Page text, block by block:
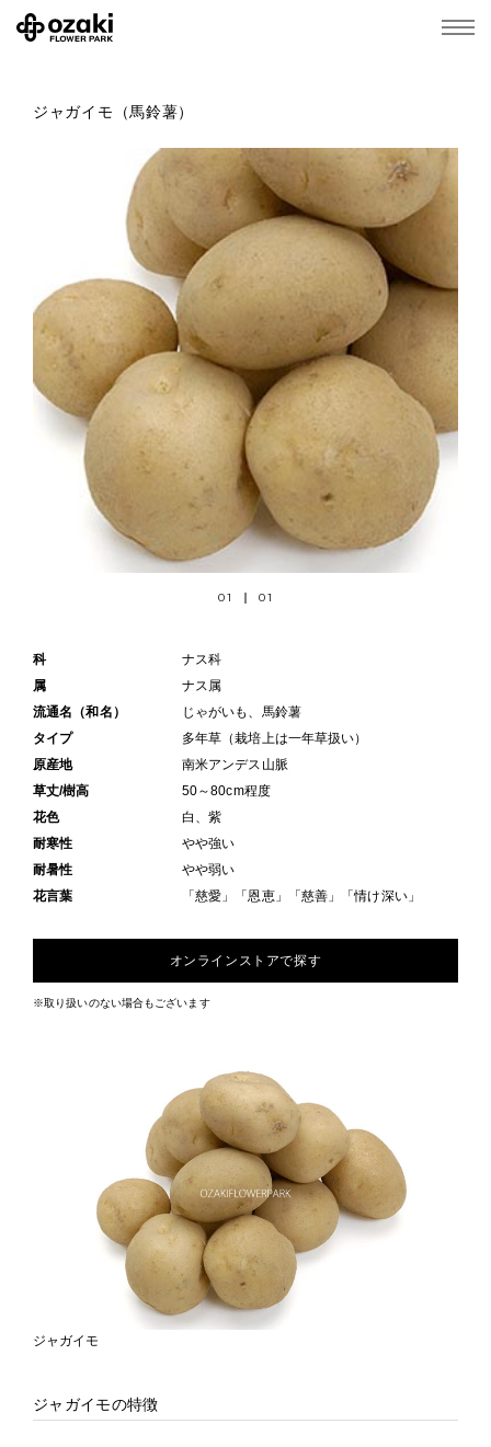
ジャガイモ（馬鈴薯）
01 01
科
ナス科
属
ナス属
流通名（和名）
じゃがいも、馬鈴薯
タイプ
多年草（栽培上は一年草扱い）
原産地
南米アンデス山脈
草丈/樹高
50～80cm程度
花色
白、紫
耐寒性
やや強い
耐暑性
やや弱い
花言葉
「慈愛」「恩恵」「慈善」「情け深い」
オンラインストアで探す
※取り扱いのない場合もございます
ジャガイモ
ジャガイモの特徴